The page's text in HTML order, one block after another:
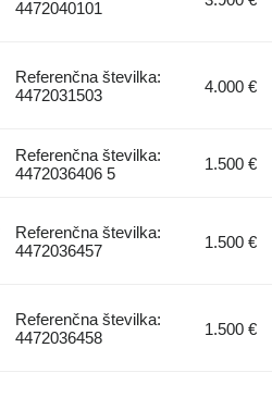
4472040101
Referenčna številka:
4472031503
4.000 €
Referenčna številka:
4472036406 5
1.500 €
Referenčna številka:
4472036457
1.500 €
Referenčna številka:
4472036458
1.500 €